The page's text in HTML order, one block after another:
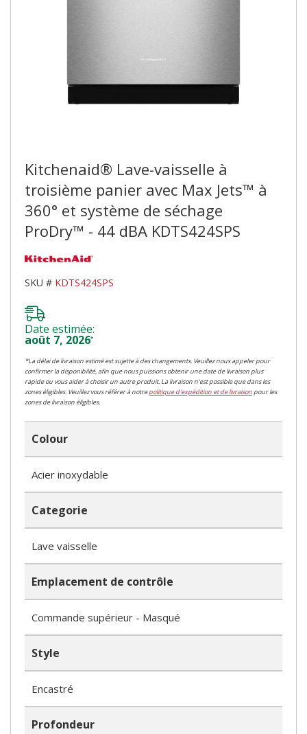
Kitchenaid® Lave-vaisselle à
troisième panier avec Max Jets™ à
360° et système de séchage
ProDry™ - 44 dBA KDTS424SPS
SKU # KDTS424SPS
Date estimée:
août 7, 2026*
*La délai de livraison estimé est sujette à des changements. Veuillez nous appeler pour
confirmer la disponibilité, afin que nous puissions obtenir une date de livraison plus
rapide ou vous aider à choisir un autre produit. La livraison n'est possible que dans les
zones éligibles. Veuillez vous référer à notrepolitique d'expédition et de livraisonpour les
zones de livraison éligibles.
Colour
Acier inoxydable
Categorie
Lave vaisselle
Emplacement de contrôle
Commande supérieur - Masqué
Style
Encastré
Profondeur